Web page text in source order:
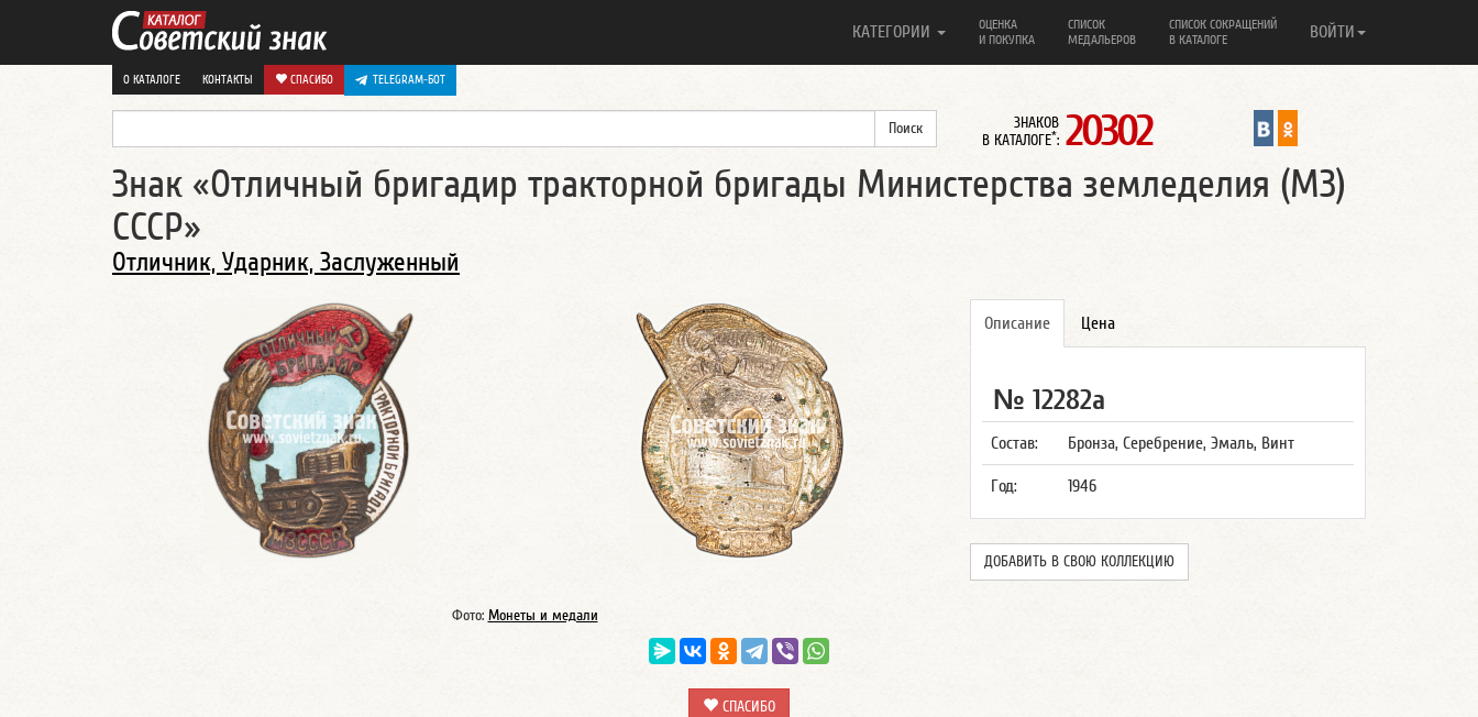
КАТЕГОРИИ
ОЦЕНКА
И ПОКУПКА
СПИСОК
МЕДАЛЬЕРОВ
СПИСОК СОКРАЩЕНИЙ
В КАТАЛОГЕ
ВОЙТИ
О КАТАЛОГЕ КОНТАКТЫ СПАСИБО TELEGRAM-БОТ
ЗНАКОВ
В КАТАЛОГЕ*: 20302
Знак «Отличный бригадир тракторной бригады Министерства земледелия (МЗ)
СССР»
Отличник, Ударник, Заслуженный
Описание Цена
№ 12282а
Состав: Бронза, Серебрение, Эмаль, Винт
Год: 1946
ДОБАВИТЬ В СВОЮ КОЛЛЕКЦИЮ
Фото: Монеты и медали
СПАСИБО